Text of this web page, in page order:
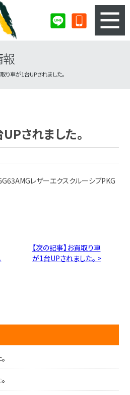
り車が1台UPされました。
されました。
レザーエクスクルーシブPKG
【次の記事】お買取り車
が1台UPされました。 >